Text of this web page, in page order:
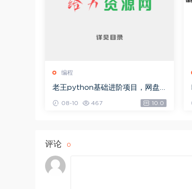
编程
老王python基础进阶项目，网盘
08-10 467 10.0
评论 0